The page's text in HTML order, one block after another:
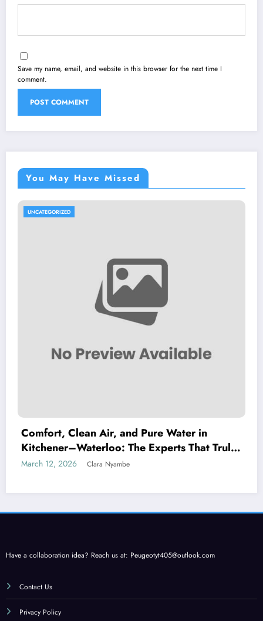
Save my name, email, and website in this browser for the next time I
comment.
You May Have Missed
UNCATEGORIZED
Comfort, Clean Air, and Pure Water in
Kitchener–Waterloo: The Experts That Truly
Care
March 12, 2026 Clara Nyambe
Have a collaboration idea? Reach us at: Peugeotyt405@outlook.com
Contact Us
Privacy Policy